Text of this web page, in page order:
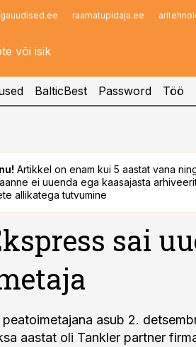
raamatupidaja.ee
Infopank
BalticBest Password Töö
Artikkel on enam kui 5 aastat vana
ei uuenda ega kaasajasta
allikatega tutvumine
sai
peatoimetajana asub 2.
aastat oli Tankler partner